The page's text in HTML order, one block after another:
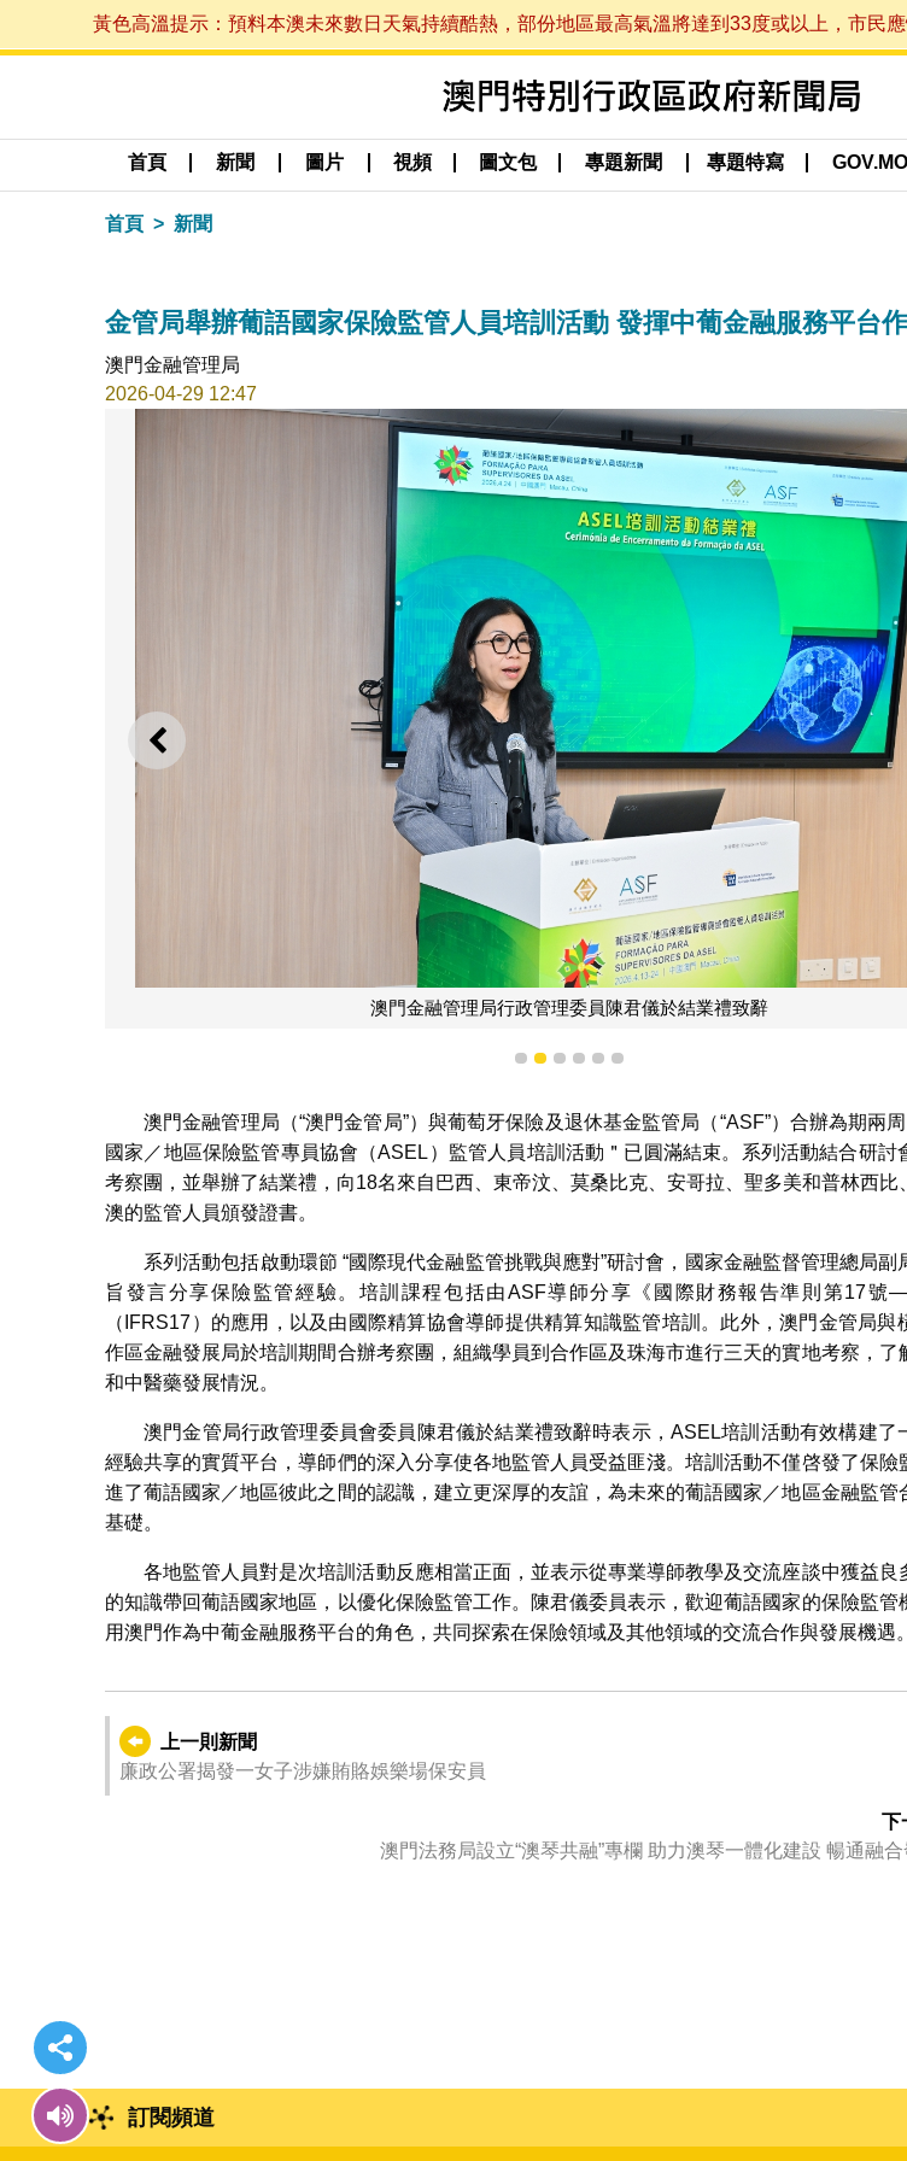
黃色高溫提示：預料本澳未來數日天氣持續酷熱，部份地區最高氣溫將達到33度或以上，市民
首頁 新聞 圖片 視頻 圖文包 專題新聞 專題特寫 GOV.MO
首頁 新聞
金管局舉辦葡語國家保險監管人員培訓活動 發揮中葡金融服務平台
澳門金融管理局
2026-04-29 12:47
上一則
澳門金融管理局行政管理委員陳君儀於結業禮致辭
1 2 3 4 5 6
澳門金融管理局（“澳門金管局”）與葡萄牙保險及退休基金監管局（“ASF”）合辦為期兩
國家／地區保險監管專員協會（ASEL）監管人員培訓活動＂已圓滿結束。系列活動結合研討
考察團，並舉辦了結業禮，向18名來自巴西、東帝汶、莫桑比克、安哥拉、聖多美和普林西比
澳的監管人員頒發證書。
系列活動包括啟動環節 “國際現代金融監管挑戰與應對”研討會，國家金融監督管理總局副
旨發言分享保險監管經驗。培訓課程包括由ASF導師分享《國際財務報告準則第17號
（IFRS17）的應用，以及由國際精算協會導師提供精算知識監管培訓。此外，澳門金管局與
作區金融發展局於培訓期間合辦考察團，組織學員到合作區及珠海市進行三天的實地考察，了
和中醫藥發展情況。
澳門金管局行政管理委員會委員陳君儀於結業禮致辭時表示，ASEL培訓活動有效構建了
經驗共享的實質平台，導師們的深入分享使各地監管人員受益匪淺。培訓活動不僅啓發了保險
進了葡語國家／地區彼此之間的認識，建立更深厚的友誼，為未來的葡語國家／地區金融監管
基礎。
各地監管人員對是次培訓活動反應相當正面，並表示從專業導師教學及交流座談中獲益良
的知識帶回葡語國家地區，以優化保險監管工作。陳君儀委員表示，歡迎葡語國家的保險監管
用澳門作為中葡金融服務平台的角色，共同探索在保險領域及其他領域的交流合作與發展機遇。
上一則新聞
廉政公署揭發一女子涉嫌賄賂娛樂場保安員
下
澳門法務局設立“澳琴共融”專欄 助力澳琴一體化建
訂閱頻道